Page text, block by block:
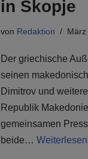
in Skopje
von Redaktion
Der griechische
seinen
Dimitrov und
Republik
gemeinsamen
beide…